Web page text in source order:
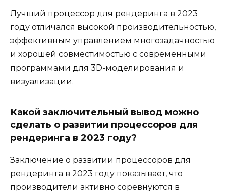
Лучший процессор для рендеринга в 2023
году отличался высокой производительностью,
эффективным управлением многозадачностью
и хорошей совместимостью с современными
программами для 3D-моделирования и
визуализации.
Какой заключительный вывод можно
сделать о развитии процессоров для
рендеринга в 2023 году?
Заключение о развитии процессоров для
рендеринга в 2023 году показывает, что
производители активно соревнуются в